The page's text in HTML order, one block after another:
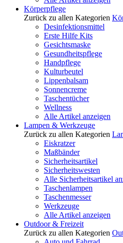
Körperpflege
Zurück zu allen Kategorien
Desinfektionsmittel
Erste Hilfe Kits
Gesichtsmaske
Gesundheitspflege
Handpflege
Kulturbeutel
Lippenbalsam
Sonnencreme
Taschentücher
Wellness
Alle Artikel anzeigen
Lampen & Werkzeuge
Zurück zu allen Kategorien
Eiskratzer
Maßbänder
Sicherheitsartikel
Sicherheitswesten
Alle Sicherheitsartikel
Taschenlampen
Taschenmesser
Werkzeuge
Alle Artikel anzeigen
Outdoor & Freizeit
Zurück zu allen Kategorien